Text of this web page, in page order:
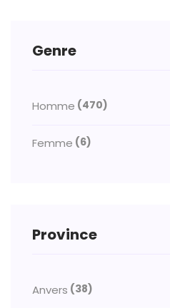
Genre
Homme (470)
Femme (6)
Province
Anvers (38)